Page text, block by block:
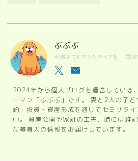
ぶぶぶ
40歳までにセミリタイアを 目指
2024年から個人ブログを運営している
ーマン「ぶぶぶ」です。 妻と2人の子
約・投資・資産形成を通じてセミリタ
中。 資産公開や家計の工夫、時には雑
な等身大の情報をお届けしています。